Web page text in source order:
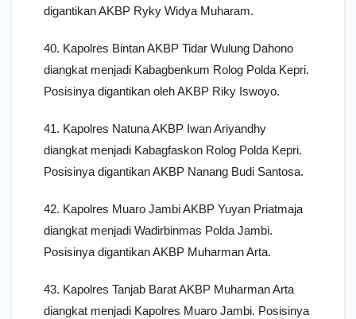
digantikan AKBP Ryky Widya Muharam.
40. Kapolres Bintan AKBP Tidar Wulung Dahono
diangkat menjadi Kabagbenkum Rolog Polda Kepri.
Posisinya digantikan oleh AKBP Riky Iswoyo.
41. Kapolres Natuna AKBP Iwan Ariyandhy
diangkat menjadi Kabagfaskon Rolog Polda Kepri.
Posisinya digantikan AKBP Nanang Budi Santosa.
42. Kapolres Muaro Jambi AKBP Yuyan Priatmaja
diangkat menjadi Wadirbinmas Polda Jambi.
Posisinya digantikan AKBP Muharman Arta.
43. Kapolres Tanjab Barat AKBP Muharman Arta
diangkat menjadi Kapolres Muaro Jambi. Posisinya